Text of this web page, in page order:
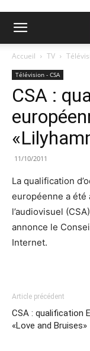
Accueil TV
Télévision - CSA
CSA :
11/10/2011
La qualification
européenne a
l’audiovisuel
annonce le
Internet.
Article précédent
CSA : qualification
«Love and Bruises»